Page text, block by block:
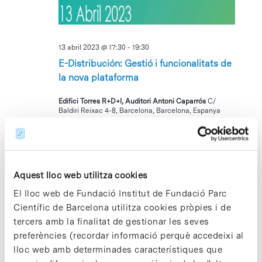
Aquest lloc web utilitza cookies
El lloc web de Fundació Institut de Fundació Parc
Científic de Barcelona utilitza cookies pròpies i de
tercers amb la finalitat de gestionar les seves
preferències (recordar informació perquè accedeixi al
lloc web amb determinades característiques que
E-Distribución: Gestió i funcionalitats de
la nova plataforma
13 abril 2023 @ 17:30 -19:30
Edifici Torres R+D+I, Auditori Antoni CaparrósC/
Baldiri Reixac 4-8, Barcelona, Barcelona, Espanya
18
18 abril 2023 @ 13:00